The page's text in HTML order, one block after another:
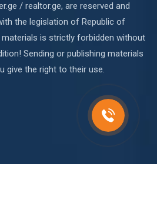
/ realtor.ge, are reserved and
the legislation of Republic of
is strictly forbidden without
Sending or publishing materials
give the right to their use.